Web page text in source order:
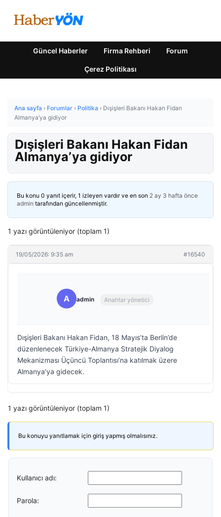
Güncel Haberler Firma Rehberi Forum
Çerez Politikası
Ana sayfa › Forumlar › Politika › Dışişleri Bakanı Hakan Fidan
Almanya’ya gidiyor
Dışişleri Bakanı Hakan Fidan
Almanya’ya gidiyor
Bu konu 0 yanıt içerir, 1 izleyen vardır ve en son 2 ay 3 hafta önce
admin tarafından güncellenmiştir.
1 yazı görüntüleniyor (toplam 1)
19/05/2026: 9:35 am #16540
A admin Anahtar yönetici
Dışişleri Bakanı Hakan Fidan, 18 Mayıs’ta Berlin’de
düzenlenecek Türkiye-Almanya Stratejik Diyalog
Mekanizması Üçüncü Toplantısı’na katılmak üzere
Almanya’ya gidecek.
1 yazı görüntüleniyor (toplam 1)
Bu konuyu yanıtlamak için giriş yapmış olmalısınız.
Kullanıcı adı:
Parola: